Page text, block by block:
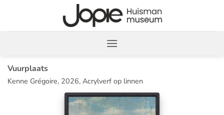
inhoud
Vuurplaats
Kenne Grégoire, 2026, Acrylverf op linnen